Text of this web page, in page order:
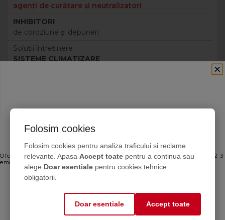
agenţi de curăţare şi neutralizatori
INHIBITORI
de coroziune şi depuneri
Soluţii întreţinere
SISTEME CLIMATIZARE
Folosim cookies
Folosim cookies pentru analiza traficului si reclame
relevante. Apasa Accept toate pentru a continua sau
alege Doar esentiale pentru cookies tehnice
obligatorii.
Doar esentiale Accept toate
Ofertele bune, direct în inbox
Oferte personalizate și sfaturi de întreținere direct de la producător. Maximum 2-3
emailuri pe lună — fără spam.
Mă abonez